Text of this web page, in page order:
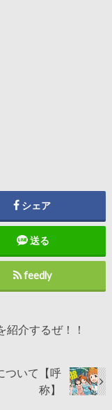
シェア
送る
feedly
紹介するぜ！！
ついて【呼
称】